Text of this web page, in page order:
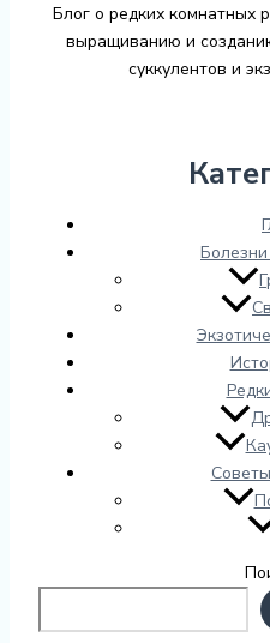
Блог о редких комнатных
выращиванию и
суккулентов и